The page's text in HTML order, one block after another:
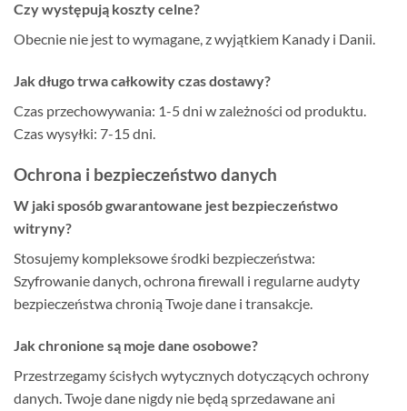
Czy występują koszty celne?
Obecnie nie jest to wymagane, z wyjątkiem Kanady i Danii.
Jak długo trwa całkowity czas dostawy?
Czas przechowywania: 1-5 dni w zależności od produktu.
Czas wysyłki: 7-15 dni.
Ochrona i bezpieczeństwo danych
W jaki sposób gwarantowane jest bezpieczeństwo
witryny?
Stosujemy kompleksowe środki bezpieczeństwa:
Szyfrowanie danych, ochrona firewall i regularne audyty
bezpieczeństwa chronią Twoje dane i transakcje.
Jak chronione są moje dane osobowe?
Przestrzegamy ścisłych wytycznych dotyczących ochrony
danych. Twoje dane nigdy nie będą sprzedawane ani